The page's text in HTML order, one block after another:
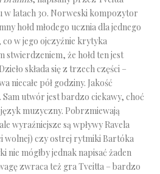
w latach 30. Norweski kompozytor
hołd młodego ucznia dla jednego
co w jego ojczyźnie krytyka
stwierdzeniem, że hołd ten jest
składa się z trzech części –
niecałe pół godziny. Jakość
Sam utwór jest bardzo ciekawy, choć
muzyczny. Pobrzmiewają
wyraźniejsze są wpływy Ravela
wolnej) czy ostrej rytmiki Bartóka
nie mógłby jednak napisać żaden
zwraca też gra Tveitta – bardzo